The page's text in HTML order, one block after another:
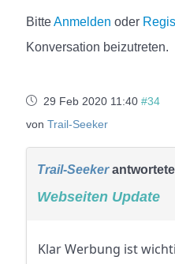
BitteAnmelden oder
Konversation beizutreten.
29 Feb 2020 11:40 #34
vonTrail-Seeker
Trail-Seeker
Webseiten Update
Klar Werbung ist